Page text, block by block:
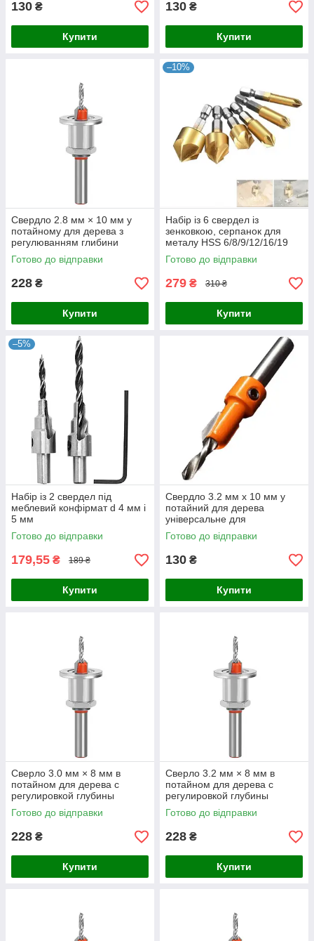
130 ₴
Купити
130 ₴
Купити
Свердло 2.8 мм × 10 мм у
потайному для дерева з
регулюванням глибини
Готово до відправки
228 ₴
Купити
–10%
Набір із 6 свердел із
зенковкою, серпанок для
металу HSS 6/8/9/12/16/19
мм 6-гранні, твердосплавні
жовті.
Готово до відправки
279 ₴ 310 ₴
Купити
–5%
Набір із 2 свердел під
меблевий конфірмат d 4 мм і
5 мм
Готово до відправки
179,55 ₴ 189 ₴
Купити
Свердло 3.2 мм x 10 мм у
потайний для дерева
універсальне для
виробництва будівельних і
ремонтних робіт
Готово до відправки
130 ₴
Купити
Сверло 3.0 мм × 8 мм в
потайном для дерева с
регулировкой глубины
Готово до відправки
228 ₴
Купити
Сверло 3.2 мм × 8 мм в
потайном для дерева с
регулировкой глубины
Готово до відправки
228 ₴
Купити